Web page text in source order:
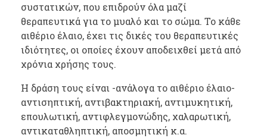
συστατικών, που επιδρούν όλα μαζί
θεραπευτικά για το μυαλό και το σώμα. Το κάθε
αιθέριο έλαιο, έχει τις δικές του θεραπευτικές
ιδιότητες, οι οποίες έχουν αποδειχθεί μετά από
χρόνια χρήσης τους.
Η δράση τους είναι -ανάλογα το αιθέριο έλαιο-
αντισηπτική, αντιβακτηριακή, αντιμυκητική,
επουλωτική, αντιφλεγμονώδης, χαλαρωτική,
αντικαταθληπτική, αποσμητική κ.α.